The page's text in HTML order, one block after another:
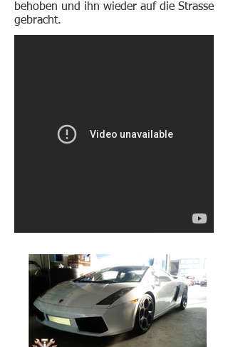
behoben und ihn wieder auf die Strasse
gebracht.